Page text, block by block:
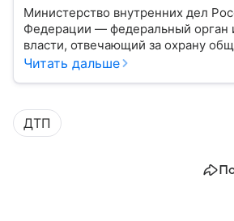
Министерство внутренних дел
Федерации — федеральный орган
власти, отвечающий за охрану
порядка, борьбу с преступностью,
В материале рассказываем, чем
России, какие задачи выполняет
устроена его структура, кто
Читать дальше
ДТП